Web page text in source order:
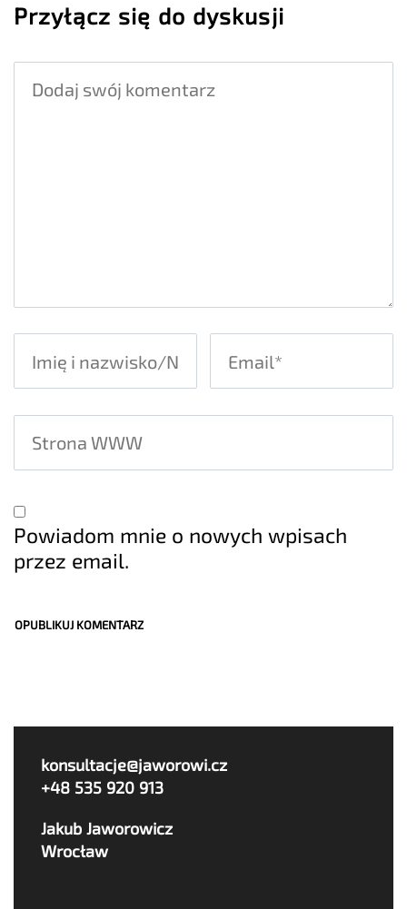
Przyłącz się do dyskusji
Powiadom mnie o nowych wpisach
przez email.
konsultacje@jaworowi.cz
+48 535 920 913
Jakub Jaworowicz
Wrocław